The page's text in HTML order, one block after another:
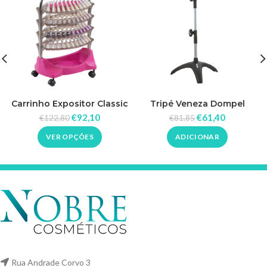
Carrinho Expositor Classic
88 cores Dompel
€122,80€92,10
VER OPÇÕES
Tripé Veneza Dompel
€81,85€61,40
ADICIONAR
Rua Andrade Corvo 3